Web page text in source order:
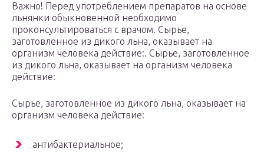
Важно! Перед употреблением препаратов на основе
льнянки обыкновенной необходимо
проконсультироваться с врачом. Сырье,
заготовленное из дикого льна, оказывает на
организм человека действие:. Сырье, заготовленное
из дикого льна, оказывает на организм человека
действие:
Сырье, заготовленное из дикого льна, оказывает на
организм человека действие:
антибактериальное;